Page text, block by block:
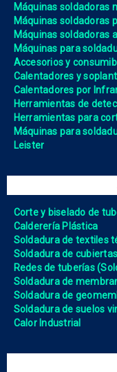
Máquinas soldadoras
Máquinas soldadoras
Máquinas soldadoras
Máquinas para
Accesorios y
Calentadores y
Calentadores por
Herramientas de
Herramientas para
Máquinas para
Leister
Corte y biselado de
Calderería Plástica
Soldadura de textiles
Soldadura de
Redes de tuberías
Soldadura de
Soldadura de
Soldadura de suelos
Calor Industrial